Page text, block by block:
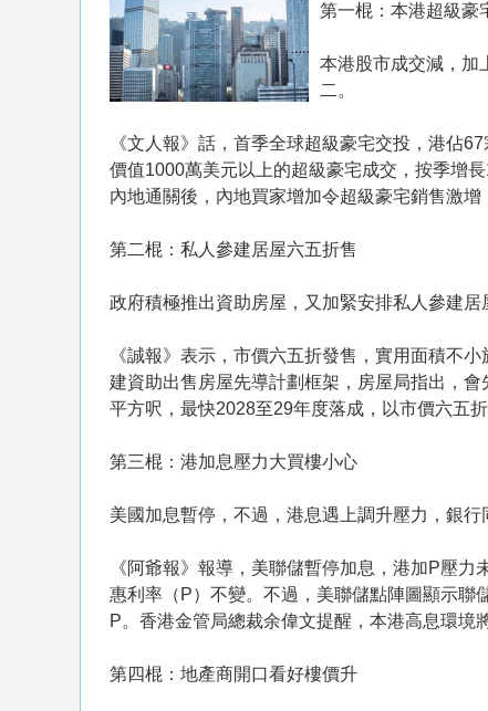
第一棍：本港超級豪
本港股市成交減，加
二。
《文人報》話，首季全球超級豪宅交投，港佔
價值1000萬美元以上的超級豪宅成交，按季增
內地通關後，內地買家增加令超級豪宅銷售激
第二棍：私人參建居屋六五折售
政府積極推出資助房屋，又加緊安排私人參建
《誠報》表示，市價六五折發售，實用面積不
建資助出售房屋先導計劃框架，房屋局指出，
平方呎，最快2028至29年度落成，以市價六五
第三棍：港加息壓力大買樓小心
美國加息暫停，不過，港息遇上調升壓力，銀
《阿爺報》報導，美聯儲暫停加息，港加P壓
惠利率（P）不變。不過，美聯儲點陣圖顯示聯
P。香港金管局總裁余偉文提醒，本港高息環境
第四棍：地產商開口看好樓價升